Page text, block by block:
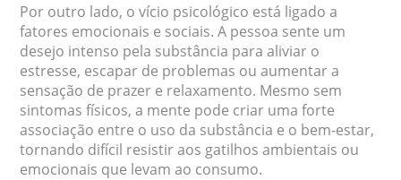
Por outro lado, o vício psicológico está ligado a
fatores emocionais e sociais. A pessoa sente um
desejo intenso pela substância para aliviar o
estresse, escapar de problemas ou aumentar a
sensação de prazer e relaxamento. Mesmo sem
sintomas físicos, a mente pode criar uma forte
associação entre o uso da substância e o bem-estar,
tornando difícil resistir aos gatilhos ambientais ou
emocionais que levam ao consumo.